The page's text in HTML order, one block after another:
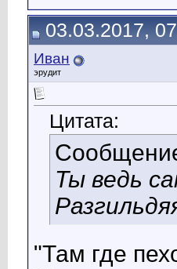
03.03.2017,
Иван
эрудит
Цитата:
Ты ведь
"Там где